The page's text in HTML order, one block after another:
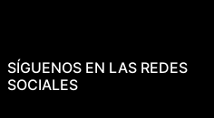
SÍGUENOS EN LAS REDES
SOCIALES